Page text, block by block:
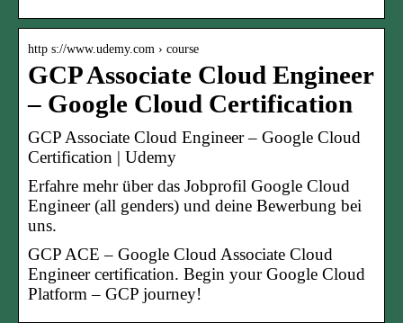
http s://www.udemy.com › course
GCP Associate Cloud Engineer
– Google Cloud Certification
GCP Associate Cloud Engineer – Google Cloud
Certification | Udemy
Erfahre mehr über das Jobprofil Google Cloud
Engineer (all genders) und deine Bewerbung bei
uns.
GCP ACE – Google Cloud Associate Cloud
Engineer certification. Begin your Google Cloud
Platform – GCP journey!